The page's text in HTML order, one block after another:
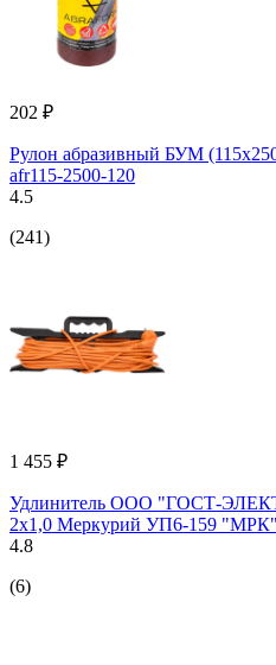
202 ₽
Рулон абразивный БУМ
afr115-2500-120
4.5
(241)
1 455 ₽
Удлинитель ООО "ГОСТ-
2x1,0 Меркурий УП6-159 "МРК"
4.8
(6)